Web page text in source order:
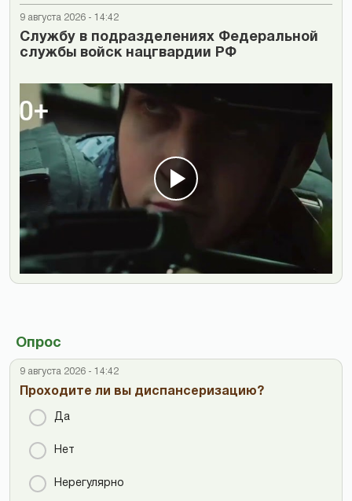
9 августа 2026 - 14:42
Cлужбу в подразделениях Федеральной
службы войск нацгвардии РФ
Опрос
9 августа 2026 - 14:42
Проходите ли вы диспансеризацию?
Да
Нет
Нерегулярно